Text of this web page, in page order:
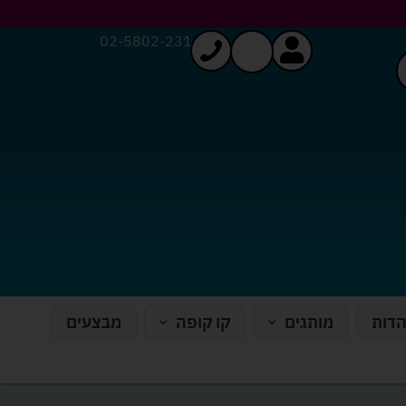
02-5802-231
מותגים קו קופה
מבצעים